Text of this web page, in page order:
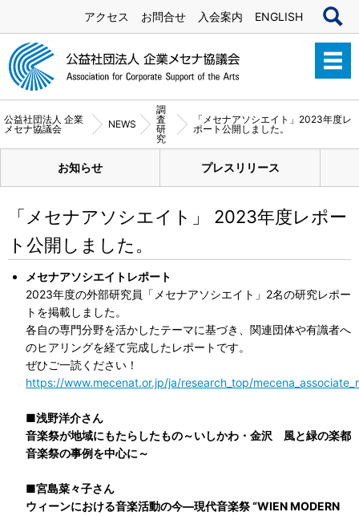
アクセス お問合せ 入会案内 ENGLISH
公益社団法人 企業
メセナ協議会
NEWS
調
査
研
究
「メセナアソシエイト」2023年度レ
ポート公開しました。
お知らせ プレスリリース
「メセナアソシエイト」 2023年度レポー
ト公開しました。
メセナアソシエイトレポート
2023年度の外部研究員「メセナアソシエイト」2名の研究レポー
トを掲載しました。
各自の専門分野を活かしたテーマに基づき、関連団体や有識者へ
のヒアリングを経て完成したレポートです。
ぜひご一読ください！
https://www.mecenat.or.jp/ja/research_top/
■浅野洋介さん
音楽祭が地域にもたらしたもの～いしかわ・金沢 風と緑の楽都
音楽祭の事例を中心に～
■宮島菜々子さん
ウィーンにおける音楽活動の今―現代音楽祭 “WIEN MODERN